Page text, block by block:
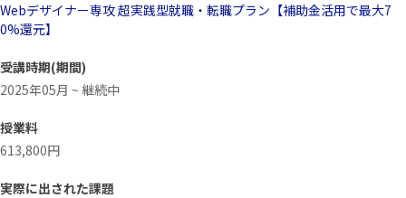
Webデザイナー専攻 超実践型就職・転職プラン【補助金活用で最大7
0%還元】
受講時期(期間)
2025年05月 ~ 継続中
授業料
613,800円
実際に出された課題